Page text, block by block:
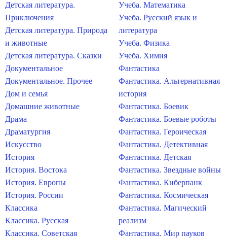
Детская литература.
Приключения
Детская литература. Природа
и животные
Детская литература. Сказки
Документальное
Документальное. Прочее
Дом и семья
Домашние животные
Драма
Драматургия
Искусство
История
История. Востока
История. Европы
История. России
Классика
Классика. Русская
Классика. Советская
Учеба. Математика
Учеба. Русский язык и
литература
Учеба. Физика
Учеба. Химия
Фантастика
Фантастика. Альтернативная
история
Фантастика. Боевик
Фантастика. Боевые роботы
Фантастика. Героическая
Фантастика. Детективная
Фантастика. Детская
Фантастика. Звездные войны
Фантастика. Киберпанк
Фантастика. Космическая
Фантастика. Магический
реализм
Фантастика. Мир пауков